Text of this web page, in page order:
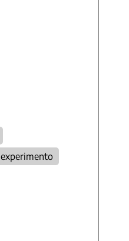
experimento